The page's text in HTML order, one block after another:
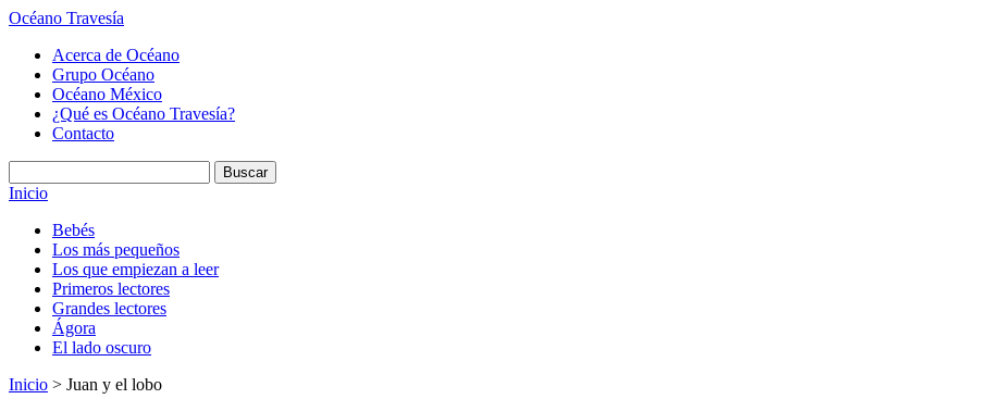
Océano Travesía
Acerca de Océano
Grupo Océano
Océano México
¿Qué es Océano Travesía?
Contacto
Inicio
Bebés
Los más pequeños
Los que empiezan a leer
Primeros lectores
Grandes lectores
Ágora
El lado oscuro
Inicio > Juan y el lobo